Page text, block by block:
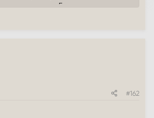
эту мразь. Гномку эту
эту мразь (надеюсь что она после
последует, если не сдохнет.
полянке возле северных
#162